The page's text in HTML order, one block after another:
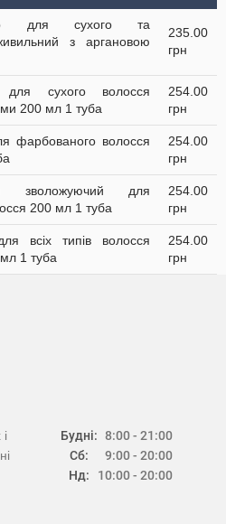
для сухого та
з аргановою
235.00
грн
для сухого волосся
200 мл 1 туба
254.00
грн
фарбованого волосся
254.00
грн
зволожуючий для
200 мл 1 туба
254.00
грн
всіх типів волосся
1 туба
254.00
грн
Будні:
Сб:
Нд:
8:00 - 21:00
9:00 - 20:00
10:00 - 20:00